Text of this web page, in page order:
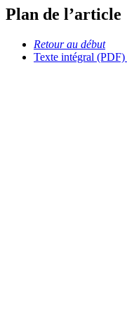
Plan de l’article
Retour au début
Texte intégral (PDF)